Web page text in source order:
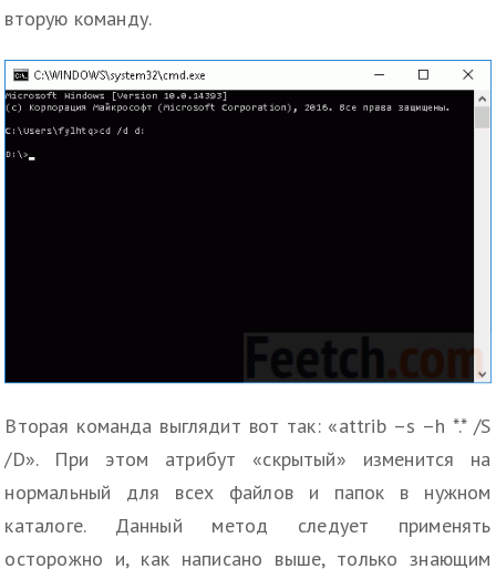
вторую команду.
Вторая команда выглядит вот так: «attrib –s –h *.* /S
/D». При этом атрибут «скрытый» изменится на
нормальный для всех файлов и папок в нужном
каталоге. Данный метод следует применять
осторожно и, как написано выше, только знающим